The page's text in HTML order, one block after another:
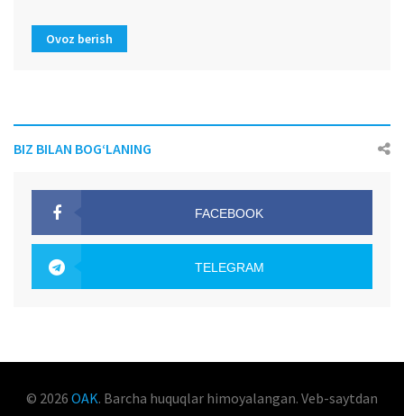
Ovoz berish
BIZ BILAN BOG‘LANING
FACEBOOK
TELEGRAM
© 2026 OAK. Barcha huquqlar himoyalangan. Veb-saytdan